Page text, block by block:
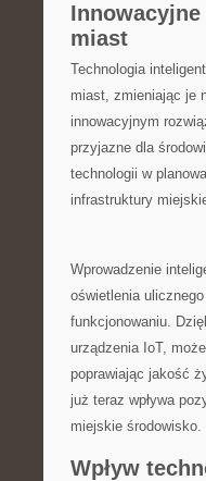
miast
Technologia
miast, zmieniając⁣ je
innowacyjnym
przyjazne dla
technologii w
infrastruktury
Wprowadzenie
oświetlenia
funkcjonowaniu.​
urządzenia IoT,
poprawiając jakość
już teraz wpływa
miejskie środowisko.
Wpływ